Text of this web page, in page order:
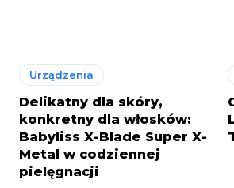
Urządzenia
Delikatny dla skóry,
konkretny dla włosków:
Babyliss X-Blade Super X-
Metal w codziennej
pielęgnacji